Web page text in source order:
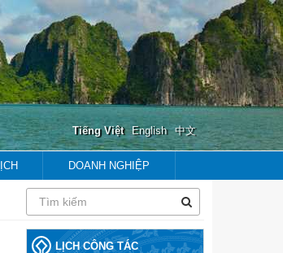
next
Tiếng Việt English 中文
DOANH NGHIỆP
LỊCH CÔNG TÁC